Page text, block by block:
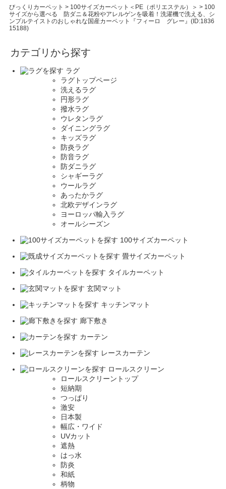
びっくりカーペット > 100サイズカーペット＜PE（ポリエステル）＞ > 100
サイズから選べる 防ダニ＆花粉やアレルゲンを吸着！洗濯機で洗える、シ
ンプルテイストのおしゃれな国産カーペット『フィーロ グレー』(ID:1836
15188)
カテゴリから探す
ラグ
ラグトップページ
洗えるラグ
円形ラグ
撥水ラグ
ウレタンラグ
ダイニングラグ
キッズラグ
防炎ラグ
防音ラグ
防ダニラグ
シャギーラグ
ウールラグ
あったかラグ
北欧デザインラグ
ヨーロッパ輸入ラグ
オールシーズン
100サイズカーペット
畳サイズカーペット
タイルカーペット
玄関マット
キッチンマット
廊下敷き
カーテン
レースカーテン
ロールスクリーン
ロールスクリーントップ
短納期
つっぱり
激安
日本製
幅広・ワイド
UVカット
遮熱
はっ水
防炎
和紙
柄物